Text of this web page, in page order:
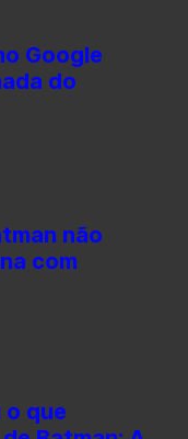
Google
do
não
com
o que